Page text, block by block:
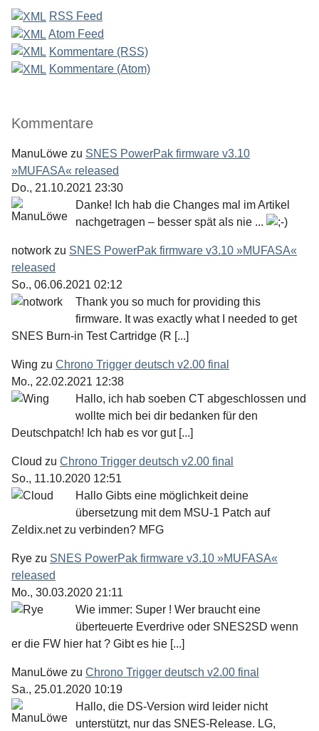
RSS Feed
Atom Feed
Kommentare (RSS)
Kommentare (Atom)
Kommentare
ManuLöwe zu SNES PowerPak firmware v3.10
»MUFASA« released
Do., 21.10.2021 23:30
Danke! Ich hab die Changes mal im Artikel
nachgetragen – besser spät als nie ...
notwork zu SNES PowerPak firmware v3.10 »MUFASA«
released
So., 06.06.2021 02:12
Thank you so much for providing this
firmware. It was exactly what I needed to get
SNES Burn-in Test Cartridge (R [...]
Wing zu Chrono Trigger deutsch v2.00 final
Mo., 22.02.2021 12:38
Hallo, ich hab soeben CT abgeschlossen und
wollte mich bei dir bedanken für den
Deutschpatch! Ich hab es vor gut [...]
Cloud zu Chrono Trigger deutsch v2.00 final
So., 11.10.2020 12:51
Hallo Gibts eine möglichkeit deine
übersetzung mit dem MSU-1 Patch auf
Zeldix.net zu verbinden? MFG
Rye zu SNES PowerPak firmware v3.10 »MUFASA«
released
Mo., 30.03.2020 21:11
Wie immer: Super ! Wer braucht eine
überteuerte Everdrive oder SNES2SD wenn
er die FW hier hat ? Gibt es hie [...]
ManuLöwe zu Chrono Trigger deutsch v2.00 final
Sa., 25.01.2020 10:19
Hallo, die DS-Version wird leider nicht
unterstützt, nur das SNES-Release. LG,